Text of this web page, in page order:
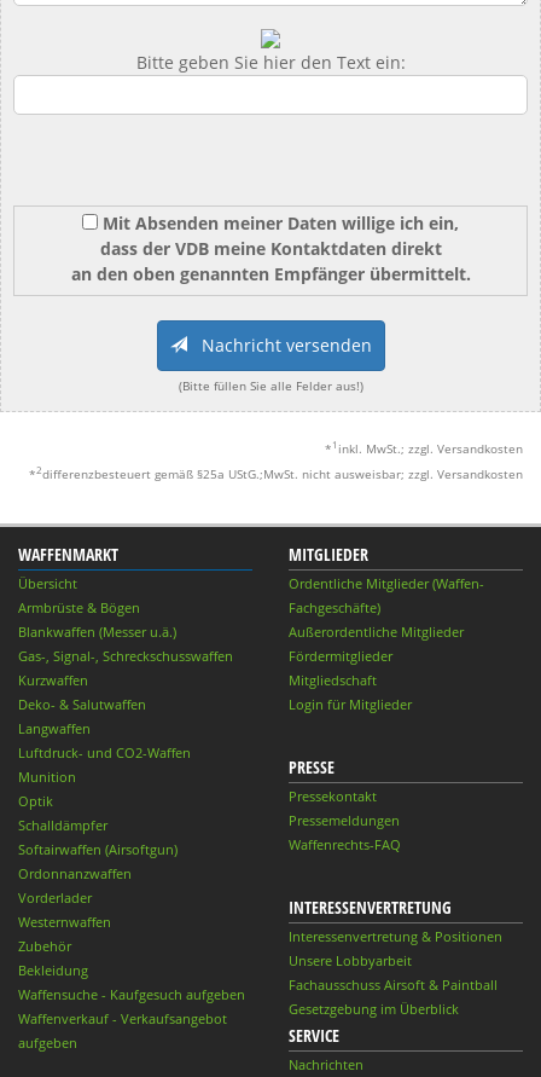
Bitte geben Sie hier den Text ein:
Mit Absenden meiner Daten willige ich ein,
dass der VDB meine Kontaktdaten direkt
an den oben genannten Empfänger übermittelt.
Nachricht versenden
(Bitte füllen Sie alle Felder aus!)
* 1 inkl. MwSt.; zzgl. Versandkosten
*2differenzbesteuert gemäß §25a UStG.;MwSt. nicht ausweisbar; zzgl. Versandkosten
WAFFENMARKT
Übersicht
Armbrüste & Bögen
Blankwaffen (Messer u.ä.)
Gas-, Signal-, Schreckschusswaffen
Kurzwaffen
Deko- & Salutwaffen
Langwaffen
Luftdruck- und CO2-Waffen
Munition
Optik
Schalldämpfer
Softairwaffen (Airsoftgun)
Ordonnanzwaffen
Vorderlader
Westernwaffen
Zubehör
Bekleidung
Waffensuche - Kaufgesuch aufgeben
Waffenverkauf - Verkaufsangebot
aufgeben
MITGLIEDER
Ordentliche Mitglieder (Waffen-
Fachgeschäfte)
Außerordentliche Mitglieder
Fördermitglieder
Mitgliedschaft
Login für Mitglieder
PRESSE
Pressekontakt
Pressemeldungen
Waffenrechts-FAQ
INTERESSENVERTRETUNG
Interessenvertretung & Positionen
Unsere Lobbyarbeit
Fachausschuss Airsoft & Paintball
Gesetzgebung im Überblick
SERVICE
Nachrichten